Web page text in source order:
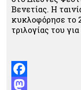
Βενετίας. Η
κυκλοφόρησε το
τριλογίας του
Facebook